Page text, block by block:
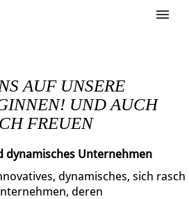
AUF UNSERE
UND AUCH
FREUEN
dynamisches Unternehmen
dynamisches, sich rasch
deren